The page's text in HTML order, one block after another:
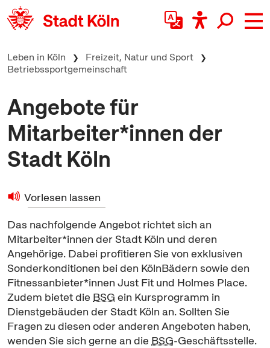
zum Inhalt springen
Leben in Köln
Freizeit, Natur und Sport
Betriebssportgemeinschaft
Angebote für
Mitarbeiter*innen der
Stadt Köln
Vorlesen lassen
Das nachfolgende Angebot richtet sich an
Mitarbeiter*innen der Stadt Köln und deren
Angehörige. Dabei profitieren Sie von exklusiven
Sonderkonditionen bei den KölnBädern sowie den
Fitnessanbieter*innen Just Fit und Holmes Place.
Zudem bietet die BSG ein Kursprogramm in
Dienstgebäuden der Stadt Köln an. Sollten Sie
Fragen zu diesen oder anderen Angeboten haben,
wenden Sie sich gerne an die BSG-Geschäftsstelle.